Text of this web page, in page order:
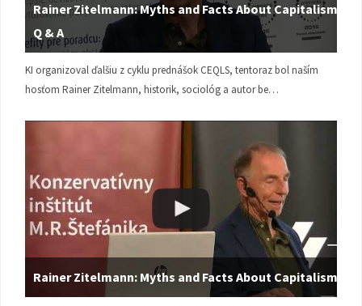
Rainer Zitelmann: Myths and Facts About Capitalism |
Q & A
KI organizoval ďalšiu z cyklu prednášok CEQLS, tentoraz bol naším
hosťom Rainer Zitelmann, historik, sociológ a autor be…
Rainer Zitelmann: Myths and Facts About Capitalism